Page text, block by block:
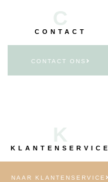
C
CONTACT
CONTACT ONS
K
KLANTENSERVICE
NAAR KLANTENSERVICE